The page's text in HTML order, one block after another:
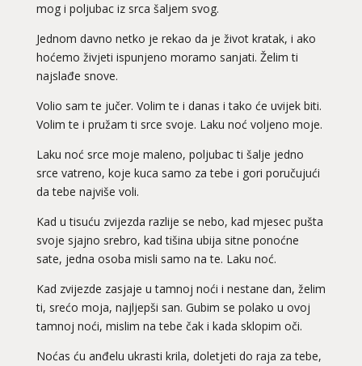
mog i poljubac iz srca šaljem svog.
Jednom davno netko je rekao da je život kratak, i ako
hoćemo živjeti ispunjeno moramo sanjati. Želim ti
najslađe snove.
Volio sam te jučer. Volim te i danas i tako će uvijek biti.
Volim te i pružam ti srce svoje. Laku noć voljeno moje.
Laku noć srce moje maleno, poljubac ti šalje jedno
srce vatreno, koje kuca samo za tebe i gori poručujući
da tebe najviše voli.
Kad u tisuću zvijezda razlije se nebo, kad mjesec pušta
svoje sjajno srebro, kad tišina ubija sitne ponoćne
sate, jedna osoba misli samo na te. Laku noć.
Kad zvijezde zasjaje u tamnoj noći i nestane dan, želim
ti, srećo moja, najljepši san. Gubim se polako u ovoj
tamnoj noći, mislim na tebe čak i kada sklopim oči.
Noćas ću anđelu ukrasti krila, doletjeti do raja za tebe,